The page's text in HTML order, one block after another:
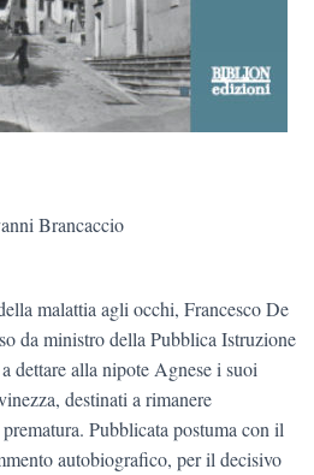
Brancaccio
malattia agli occhi, Francesco De
da ministro della Pubblica Istruzione
dettare alla nipote Agnese i suoi
destinati a rimanere
Pubblicata postuma con il
autobiografico, per il decisivo